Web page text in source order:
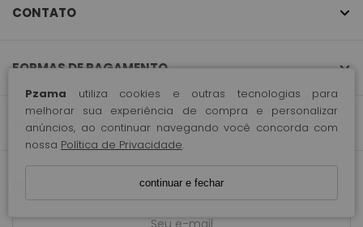
Pzama utiliza cookies e outras tecnologias para
melhorar sua experiência de compra e personalizar
anúncios, ao continuar navegando você concorda com
nossa Política de Privacidade.
continuar e fechar
CONTATO
FORMAS DE PAGAMENTO
SELOS
RECEBA NOSSAS NOVIDADES